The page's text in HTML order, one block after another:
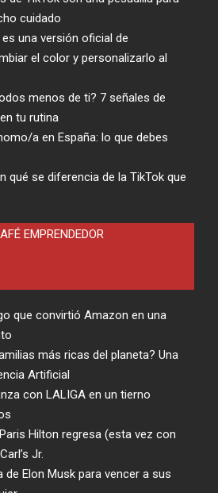
cuidado
una versión oficial de
el color y personalizarlo al
menos de ti? 7 señales de
tu rutina
a en España: lo que debes
qué se diferencia de la TikTok que
EMPRENDEDOR
que convirtió Amazon en una
más ricas del planeta? Una
Artificial
con LALIGA en un tierno
Hilton regresa (esta vez con
Jr.
Elon Musk para vencer a sus